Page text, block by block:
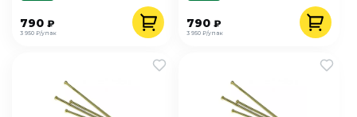
3 950 ₽/упак
790 ₽
3 950 ₽/упак
790₽